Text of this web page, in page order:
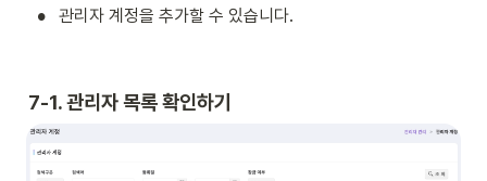
• 관리자 계정을 추가할 수 있습니다.
7-1. 관리자 목록 확인하기